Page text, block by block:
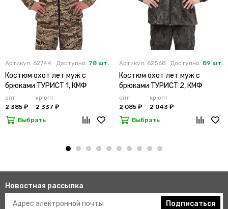
Артикул: 62744 Доступно: 78 шт.
Костюм охот лет муж с
брюками ТУРИСТ 1, КМФ
опт
2 385 ₽
кр.опт
2 337 ₽
Выбрать
Артикул: 62568 Доступно: 89 шт.
Костюм охот лет муж с
брюками ТУРИСТ 2, КМФ
опт
2 085 ₽
кр.опт
2 043 ₽
Выбрать
Новостная рассылка
Подписаться